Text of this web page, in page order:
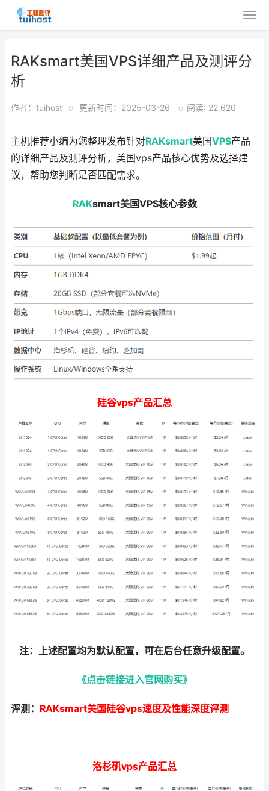
RAKsmart美国VPS详细产品及测评分
析
作者：tuihost o 更新时间：2025-03-26 o 阅读: 22,620
主机推荐小编为您整理发布针对RAKsmart美国VPS产品
的详细产品及测评分析，美国vps产品核心优势及选择建
议，帮助您判断是否匹配需求。
RAKsmart美国VPS核心参数
硅谷vps产品汇总
注：上述配置均为默认配置，可在后台任意升级配置。
《点击链接进入官网购买》
评测： RAKsmart美国硅谷vps速度及性能深度评测
洛杉矶vps产品汇总